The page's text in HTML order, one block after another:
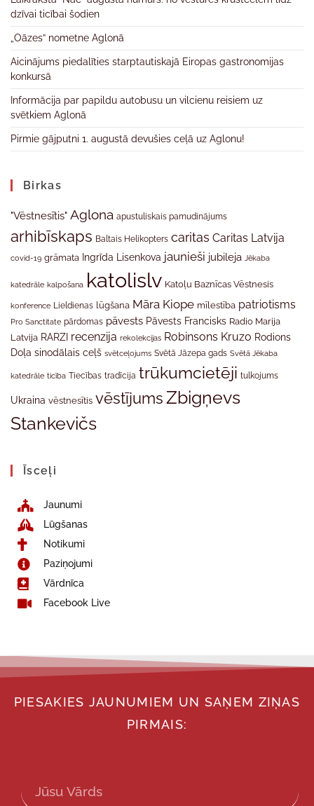
dzīvai ticībai šodien
„Oāzes” nometne Aglonā
Aicinājums piedalīties starptautiskajā Eiropas gastronomijas
konkursā
Informācija par papildu autobusu un vilcienu reisiem uz
svētkiem Aglonā
Pirmie gājputni 1. augustā devušies ceļā uz Aglonu!
Birkas
"Vēstnesītis" Aglona apustuliskais pamudinājums
arhibīskaps Baltais Helikopters caritas Caritas Latvija
covid-19 grāmata Ingrīda Lisenkova jaunieši jubileja Jēkaba
katedrāle kalpošana katolislv Katoļu Baznīcas Vēstnesis
konference Lieldienas lūgšana Māra Kiope mīlestība patriotisms
Pro Sanctitate pārdomas pāvests Pāvests Francisks Radio Marija
Latvija RARZI recenzija rekolekcijas Robinsons Kruzo Rodions
Doļa sinodālais ceļš svētceļojums Svētā Jāzepa gads Svētā Jēkaba
katedrāle ticība Tiecības tradīcija trūkumcietēji tulkojums
Ukraina vēstnesītis vēstījumsZbigņevs
Stankevičs
Īsceļi
Jaunumi
Lūgšanas
Notikumi
Paziņojumi
Vārdnīca
Facebook Live
PIESAKIES JAUNUMIEM UN SAŅEM ZIŅAS
PIRMAIS: